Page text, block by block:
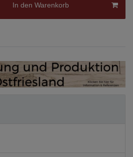
In den Warenkorb